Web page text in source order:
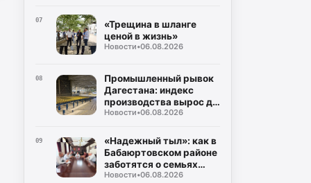
07
«Трещина в шланге
ценой в жизнь»
Новости•06.08.2026
08
Промышленный рывок
Дагестана: индекс
производства вырос до
106%, а объем отгрузки
миллиардов рублей
Новости•06.08.2026
09
«Надежный тыл»: как в
Бабаюртовском районе
заботятся о семьях
героев СВО, превращая
Новости•06.08.2026